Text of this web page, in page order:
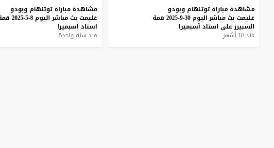
مشاهدة مباراة توتنهام وبودو
غليمت بث مباشر اليوم 30-9-2025
قمة
السبيرز على استاد آسبميرا
منذ 10 أشهر
مشاهدة مباراة توتنهام وبودو
غليمت بث مباشر اليوم 8-5-2025
استاد اسبميرا
منذ سنة واحدة